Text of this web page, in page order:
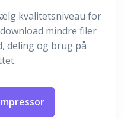
kvalitetsniveau for
mindre filer
deling og brug på